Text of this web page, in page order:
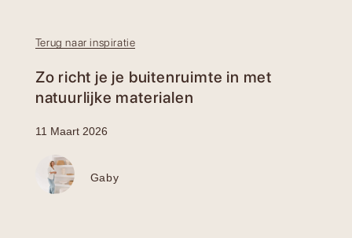
Terug naar inspiratie
Zo richt je je buitenruimte in met
natuurlijke materialen
11 Maart 2026
Gaby